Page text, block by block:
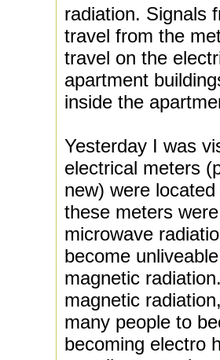
radiation. Signals
travel from the
travel on the
apartment
inside the
Yesterday I was
electrical meters
new) were
these meters
microwave
become
magnetic
magnetic
many people to
becoming electro